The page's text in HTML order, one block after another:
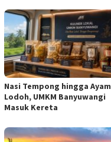
Nasi Tempong hingga Ayam
Lodoh, UMKM Banyuwangi
Masuk Kereta